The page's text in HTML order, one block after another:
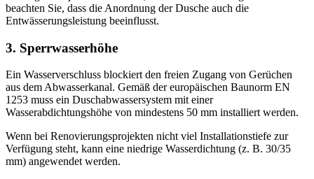
beachten Sie, dass die Anordnung der Dusche auch die
Entwässerungsleistung beeinflusst.
3. Sperrwasserhöhe
Ein Wasserverschluss blockiert den freien Zugang von Gerüchen
aus dem Abwasserkanal. Gemäß der europäischen Baunorm EN
1253 muss ein Duschabwassersystem mit einer
Wasserabdichtungshöhe von mindestens 50 mm installiert werden.
Wenn bei Renovierungsprojekten nicht viel Installationstiefe zur
Verfügung steht, kann eine niedrige Wasserdichtung (z. B. 30/35
mm) angewendet werden.